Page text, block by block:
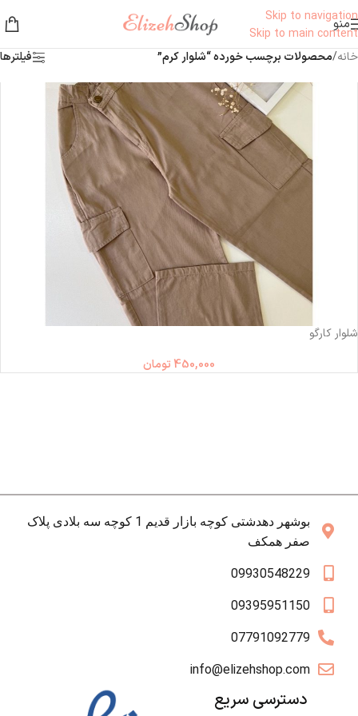
Skip to navigation
Skip to main content
منو
خانه/محصولات برچسب خورده “شلوار کرم” فیلترها
شلوار کارگو
450,000 تومان
بوشهر دهدشتی کوچه بازار قدیم 1 کوچه سه بلادی پلاک
صفر همکف
09930548229
09395951150
07791092779
info@elizehshop.com
دسترسی سریع